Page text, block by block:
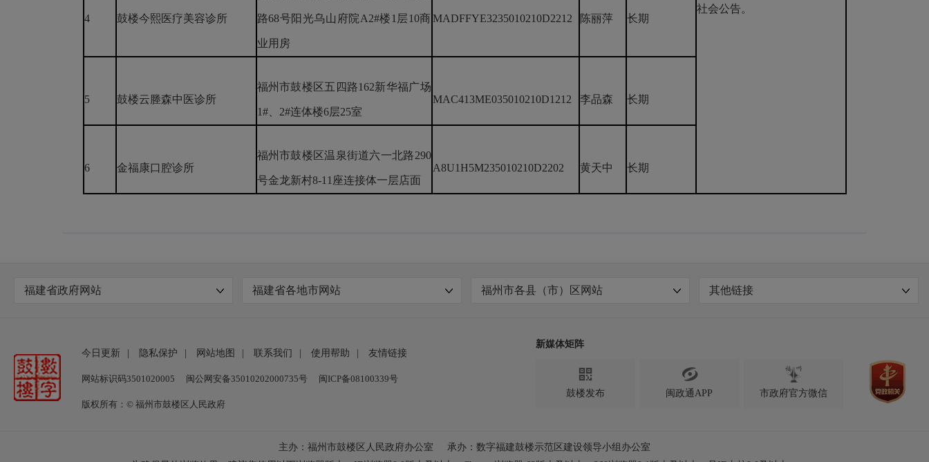
社会公告。
4 鼓楼今熙医疗美容诊所 路68号阳光乌山府院A2#楼1层10商
业用房
MADFFYE3235010210D2212 陈丽萍 长期
5 鼓楼云塍森中医诊所
福州市鼓楼区五四路162新华福广场
1#、2#连体楼6层25室
MAC413ME035010210D1212 李品森 长期
6 金福康口腔诊所
福州市鼓楼区温泉街道六一北路290
号金龙新村8-11座连接体一层店面
A8U1H5M235010210D2202 黄天中 长期
福建省政府网站 福建省各地市网站 福州市各县（市）区网站 其他链接
今日更新 隐私保护 网站地图 联系我们 使用帮助 友情链接
网站标识码3501020005 闽公网安备35010202000735号 闽ICP备08100339号
版权所有：© 福州市鼓楼区人民政府
新媒体矩阵

鼓楼发布

闽政通APP 市政府官方微信
主办：福州市鼓楼区人民政府办公室
承办：数字福建鼓楼示范区建设领导小组办公室